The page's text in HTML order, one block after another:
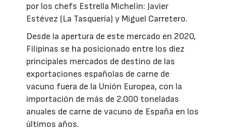
por los chefs Estrella Michelin: Javier
Estévez (La Tasquería) y Miguel Carretero.
Desde la apertura de este mercado en 2020,
Filipinas se ha posicionado entre los diez
principales mercados de destino de las
exportaciones españolas de carne de
vacuno fuera de la Unión Europea, con la
importación de más de 2.000 toneladas
anuales de carne de vacuno de España en los
últimos años.